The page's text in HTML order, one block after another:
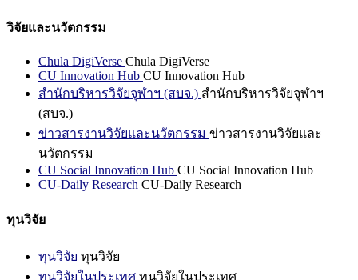
วิจัยและนวัตกรรม
Chula DigiVerse Chula DigiVerse
CU Innovation Hub CU Innovation Hub
สำนักบริหารวิจัยจุฬาฯ (สบจ.) สำนักบริหารวิจัยจุฬาฯ
(สบจ.)
ข่าวสารงานวิจัยและนวัตกรรม ข่าวสารงานวิจัยและ
นวัตกรรม
CU Social Innovation Hub CU Social Innovation Hub
CU-Daily Research CU-Daily Research
ทุนวิจัย
ทุนวิจัย ทุนวิจัย
ทุนวิจัยในประเทศ ทุนวิจัยในประเทศ